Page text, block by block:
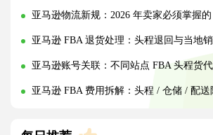
亚马逊物流新规：2026 年卖家必须掌握的 5 个合规关键
亚马逊 FBA 退货处理：头程退回与当地销毁哪个更划算
亚马逊账号关联：不同站点 FBA 头程货代共用风险
亚马逊 FBA 费用拆解：头程 / 仓储 / 配送隐性成本如何抠细节（亚